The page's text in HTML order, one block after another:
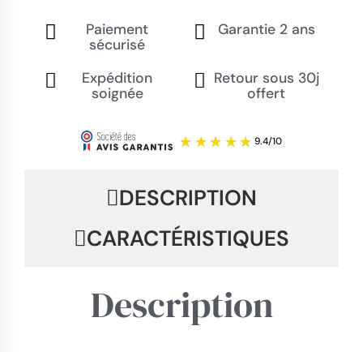
Paiement
sécurisé
Garantie 2 ans
Expédition
soignée
Retour sous 30j
offert
DESCRIPTION
CARACTÉRISTIQUES
Description